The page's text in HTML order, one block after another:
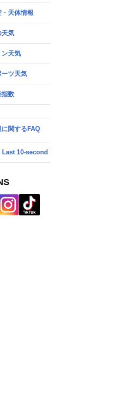
・天体情報
天気
ン天気
ーツ天気
指数
に関するFAQ
Last 10-second